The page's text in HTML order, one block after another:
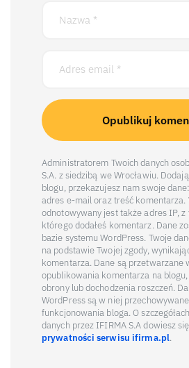
Administratorem Twoich danych
S.A. z siedzibą we Wrocławiu.
blogu, przekazujesz nam swoje
adres e-mail oraz treść komentarza.
odnotowywany jest także adres IP,
którego dodałeś komentarz. Dane
bazie systemu WordPress. Twoje
na podstawie Twojej zgody,
komentarza. Dane są przetwarzane
opublikowania komentarza na
obrony lub dochodzenia roszczeń.
WordPress są w niej
funkcjonowania bloga. O
danych przez IFIRMA S.A dowiesz
prywatności serwisu ifirma.pl.